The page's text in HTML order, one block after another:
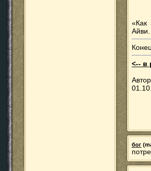
«Как
Айви.
Конец.
<-- в
бог